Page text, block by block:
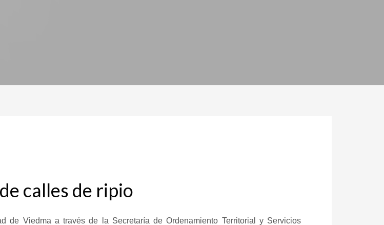
calles de ripio
de Viedma a través de la Secretaría de Ordenamiento Territorial y Servicios